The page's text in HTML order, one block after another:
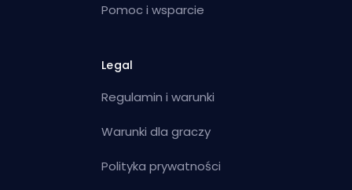
Pomoc i wsparcie
Legal
Regulamin i warunki
Warunki dla graczy
Polityka prywatności